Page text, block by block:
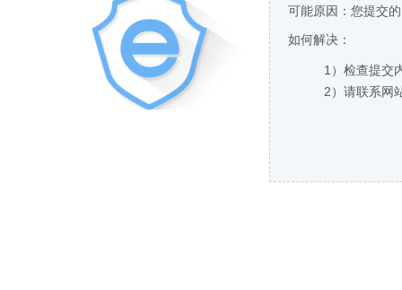
可能原因：您提交
如何解决：
1）检查提交
2）请联系网